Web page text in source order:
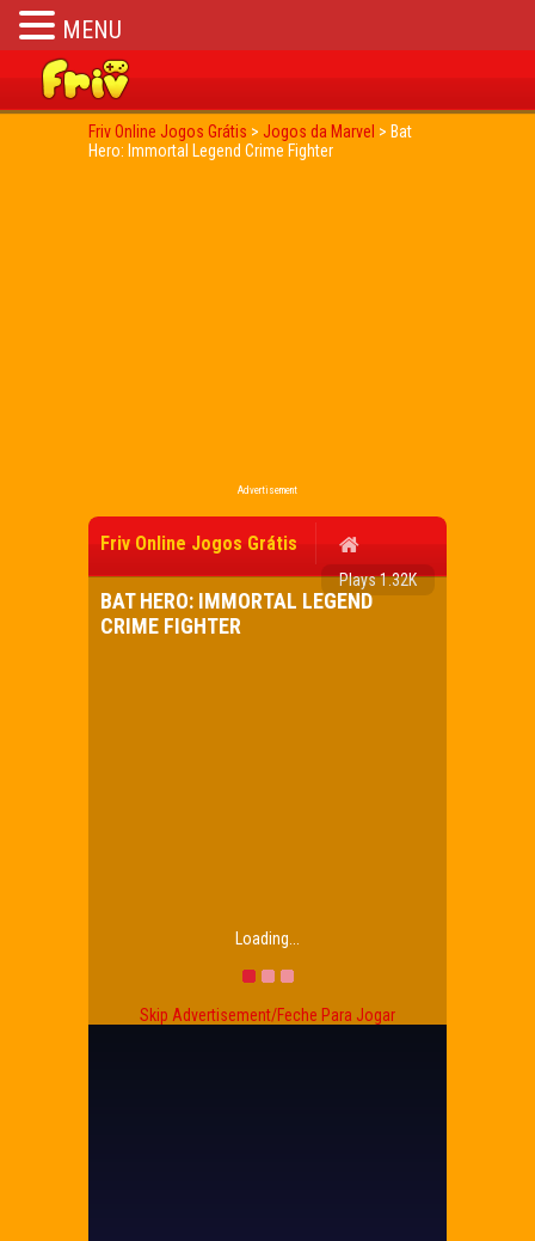
Friv Online Jogos Grátis > Jogos da Marvel > Bat
Hero: Immortal Legend Crime Fighter
Advertisement
Friv Online Jogos Grátis
Plays 1.32K
BAT HERO: IMMORTAL LEGEND
CRIME FIGHTER
Loading...
Skip Advertisement/Feche Para Jogar
MENU